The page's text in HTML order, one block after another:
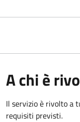
A chi è
Il servizio è rivolto a
requisiti previsti.